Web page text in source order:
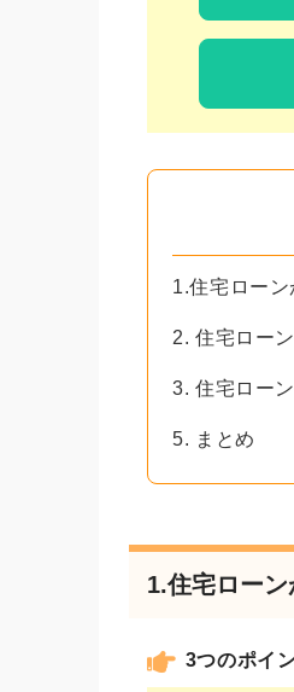
1.住宅ロー
2. 住宅ロー
3. 住宅ロー
5. まとめ
1.住宅ロー
3つのポイ